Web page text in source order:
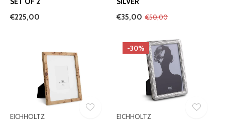
€225,00
€35,00 €50,00
EICHHOLTZ
-30%
EICHHOLTZ